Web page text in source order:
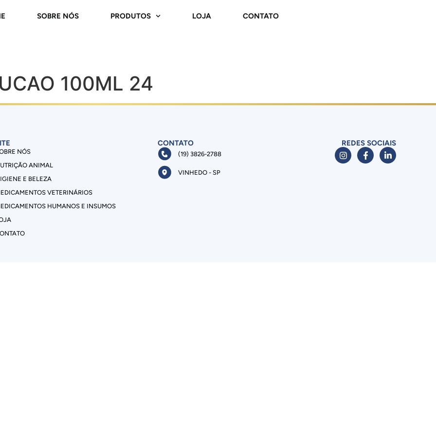
SOBRE NÓS PRODUTOS LOJA CONTATO
100ML 24
NÓS
ANIMAL
E BELEZA
VETERINÁRIOS
HUMANOS E INSUMOS
CONTATO
(19) 3826-2788
VINHEDO - SP
REDES SOCIAIS